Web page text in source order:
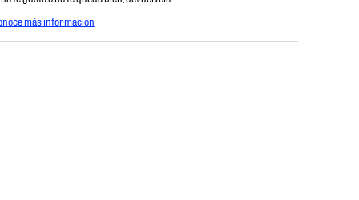
más información